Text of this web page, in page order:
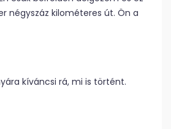
négyszáz kilométeres út. Ön a
kíváncsi rá, mi is történt.